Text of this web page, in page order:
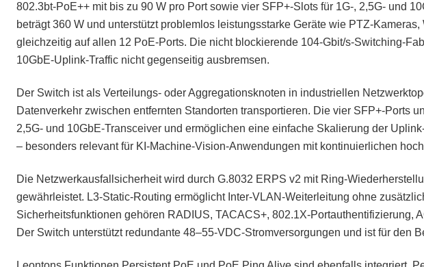
802.3bt-PoE++ mit bis zu 90 W pro Port sowie vier SFP+-Slots für 1G-, 2,5G- und
beträgt 360 W und unterstützt problemlos leistungsstarke Geräte wie PTZ-
gleichzeitig auf allen 12 PoE-Ports. Die nicht blockierende 104-Gbit/s-Switching-
10GbE-Uplink-Traffic nicht gegenseitig ausbremsen.
Der Switch ist als Verteilungs- oder Aggregationsknoten in industriellen
Datenverkehr zwischen entfernten Standorten transportieren. Die vier SFP+-Ports
2,5G- und 10GbE-Transceiver und ermöglichen eine einfache Skalierung der
– besonders relevant für KI-Machine-Vision-Anwendungen mit kontinuierlichen
Die Netzwerkausfallsicherheit wird durch G.8032 ERPS v2 mit Ring-
gewährleistet. L3-Static-Routing ermöglicht Inter-VLAN-Weiterleitung ohne
Sicherheitsfunktionen gehören RADIUS, TACACS+, 802.1X-Portauthentifizierung,
Der Switch unterstützt redundante 48–55-VDC-Stromversorgungen und ist für den